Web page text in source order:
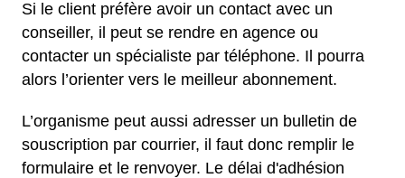
Si le client préfère avoir un contact avec un
conseiller, il peut se rendre en agence ou
contacter un spécialiste par téléphone. Il pourra
alors l’orienter vers le meilleur abonnement.
L’organisme peut aussi adresser un bulletin de
souscription par courrier, il faut donc remplir le
formulaire et le renvoyer. Le délai d'adhésion